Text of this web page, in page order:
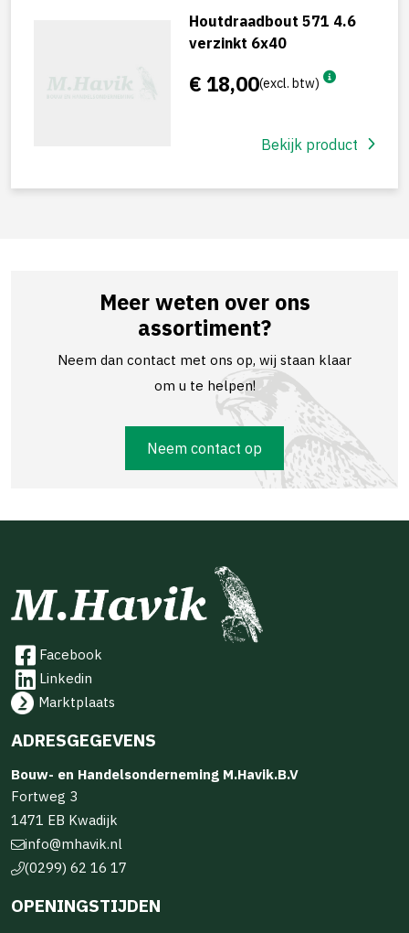
Houtdraadbout 571 4.6
verzinkt 6x40
€ 18,00(excl. btw)
Bekijk product
Meer weten over ons
assortiment?
Neem dan contact met ons op, wij staan klaar
om u te helpen!
Neem contact op
Facebook
Linkedin
Marktplaats
ADRESGEGEVENS
Bouw- en Handelsonderneming M.Havik.B.V
Fortweg 3
1471 EB Kwadijk
info@mhavik.nl
(0299) 62 16 17
OPENINGSTIJDEN